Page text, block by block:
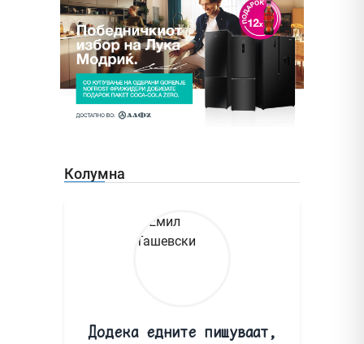
Колумна
Додека едните пишуваат,